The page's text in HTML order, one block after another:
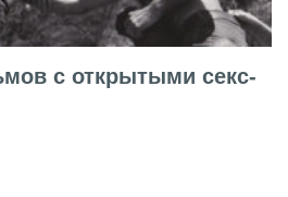
с открытыми секс-